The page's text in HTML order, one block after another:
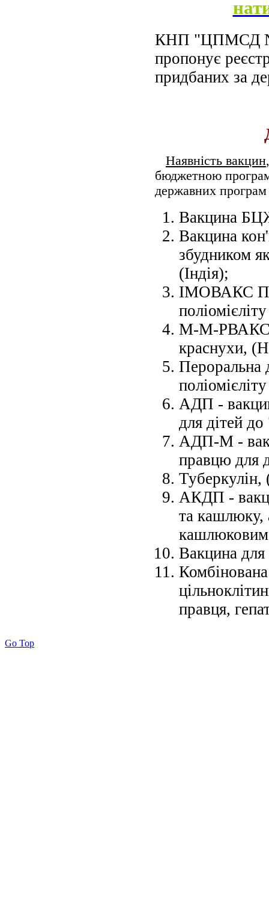
КНП "ЦПМСД №1
пропонує
придбаних за
Наявність вакцин
бюджетною
державних програм
Вакцина
Вакцина
збудником
(Індія);
ІМОВАКС
М-М-
краснухи, (
Пероральна
АДП -
для дітей
АДП-М -
правцю для
Туберкулін,
АКДП -
та кашлюку,
кашлюковим
Вакцина для
правця,
Go Top